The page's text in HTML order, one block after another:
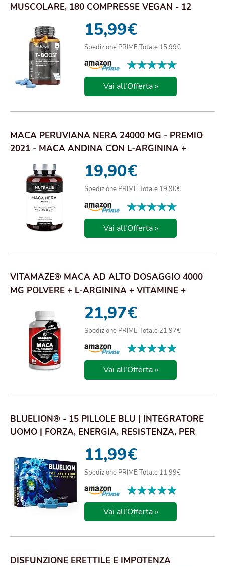
MUSCOLARE, 180 COMPRESSE VEGAN - 12
15,99€
Spedizione PRIME Totale 15,99€
★★★★★
★★★★★
Vai all'Offerta »
MACA PERUVIANA NERA 24000 MG - PREMIO
2021 - MACA ANDINA CON L-ARGININA +
ZINCO + VITAM...
19,90€
Spedizione PRIME Totale 19,90€
★★★★★
★★★★★
Vai all'Offerta »
VITAMAZE® MACA AD ALTO DOSAGGIO 4000
MG POLVERE + L-ARGININA + VITAMINE +
21,97€
Spedizione PRIME Totale 21,97€
★★★★★
★★★★★
Vai all'Offerta »
BLUELION® - 15 PILLOLE BLU | INTEGRATORE
UOMO | FORZA, ENERGIA, RESISTENZA, PER
11,99€
Spedizione PRIME Totale 11,99€
★★★★★
★★★★★
Vai all'Offerta »
DISFUNZIONE ERETTILE E IMPOTENZA